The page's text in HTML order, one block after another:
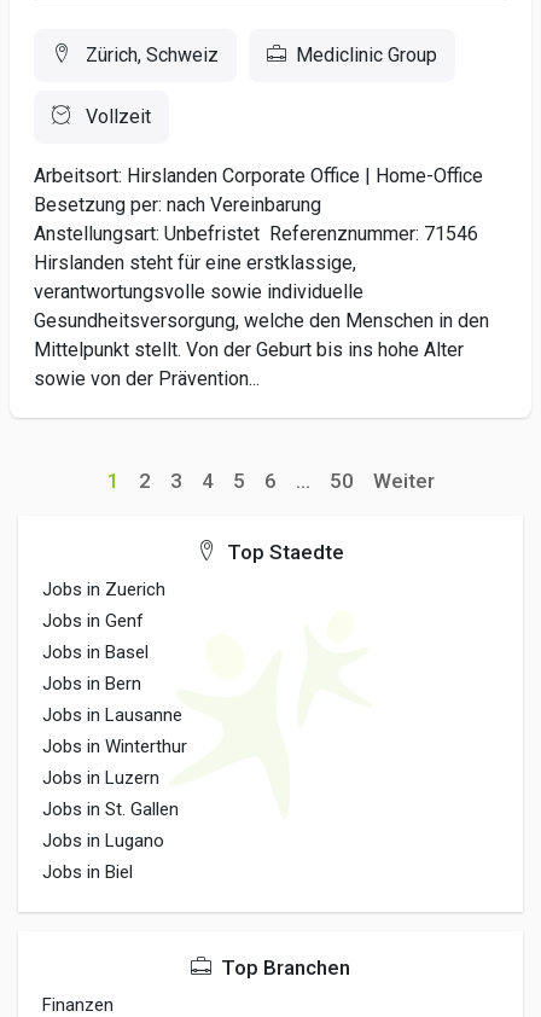
Zürich, Schweiz Mediclinic Group
Vollzeit
Arbeitsort: Hirslanden Corporate Office | Home-Office
Besetzung per: nach Vereinbarung
Anstellungsart: Unbefristet Referenznummer: 71546
Hirslanden steht für eine erstklassige,
verantwortungsvolle sowie individuelle
Gesundheitsversorgung, welche den Menschen in den
Mittelpunkt stellt. Von der Geburt bis ins hohe Alter
sowie von der Prävention...
1 2 3 4 5 6 ... 50 Weiter
Top Staedte
Jobs in Zuerich
Jobs in Genf
Jobs in Basel
Jobs in Bern
Jobs in Lausanne
Jobs in Winterthur
Jobs in Luzern
Jobs in St. Gallen
Jobs in Lugano
Jobs in Biel
Top Branchen
Finanzen